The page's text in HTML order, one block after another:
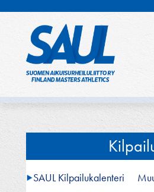
SAUL Kilpailukalenteri